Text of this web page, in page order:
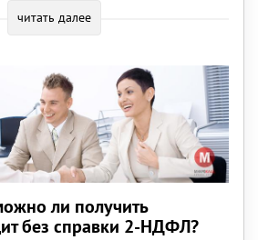
читать далее
ли получить
без справки 2-НДФЛ?